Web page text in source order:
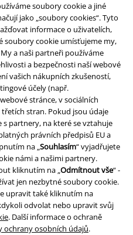
soubory cookie a jiné
jako „soubory cookies“. Tyto
informace o uživatelích,
soubory cookie umísťujeme my,
a naši partneři používáme
a bezpečnosti naší webové
vašich nákupních zkušeností,
účely (např.
stránce, v sociálních
stran. Pokud jsou údaje
s partnery, na které se vztahuje
právních předpisů EU a
na „Souhlasím“ vyjadřujete
námi a našimi partnery.
kliknutím na „Odmítnout vše“ -
jen nezbytné soubory cookie.
upravit také kliknutím na
odvolat nebo upravit svůj
. Další informace o ochraně
ochrany osobních údajů.
Novinky
Kč 489,00
Mondphase etNox Prsten